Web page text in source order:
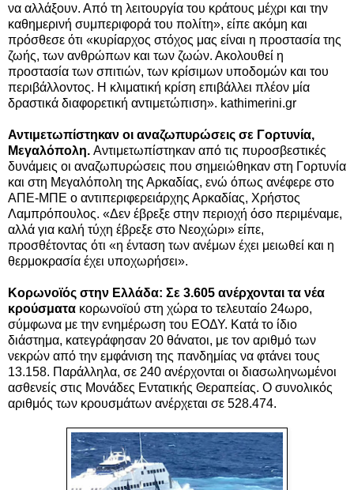
να αλλάξουν. Από τη λειτουργία του κράτους μέχρι και την
καθημερινή συμπεριφορά του πολίτη», είπε ακόμη και
πρόσθεσε ότι «κυρίαρχος στόχος μας είναι η προστασία της
ζωής, των ανθρώπων και των ζωών. Ακολουθεί η
προστασία των σπιτιών, των κρίσιμων υποδομών και του
περιβάλλοντος. Η κλιματική κρίση επιβάλλει πλέον μία
δραστικά διαφορετική αντιμετώπιση». kathimerini.gr
Αντιμετωπίστηκαν οι αναζωπυρώσεις σε Γορτυνία,
Μεγαλόπολη. Αντιμετωπίστηκαν από τις πυροσβεστικές
δυνάμεις οι αναζωπυρώσεις που σημειώθηκαν στη Γορτυνία
και στη Μεγαλόπολη της Αρκαδίας, ενώ όπως ανέφερε στο
ΑΠΕ-ΜΠΕ ο αντιπεριφερειάρχης Αρκαδίας, Χρήστος
Λαμπρόπουλος. «Δεν έβρεξε στην περιοχή όσο περιμέναμε,
αλλά για καλή τύχη έβρεξε στο Νεοχώρι» είπε,
προσθέτοντας ότι «η ένταση των ανέμων έχει μειωθεί και η
θερμοκρασία έχει υποχωρήσει».
Κορωνοϊός στην Ελλάδα: Σε 3.605 ανέρχονται τα νέα
κρούσματα κορωνοϊού στη χώρα το τελευταίο 24ωρο,
σύμφωνα με την ενημέρωση του ΕΟΔΥ. Κατά το ίδιο
διάστημα, κατεγράφησαν 20 θάνατοι, με τον αριθμό των
νεκρών από την εμφάνιση της πανδημίας να φτάνει τους
13.158. Παράλληλα, σε 240 ανέρχονται οι διασωληνωμένοι
ασθενείς στις Μονάδες Εντατικής Θεραπείας. Ο συνολικός
αριθμός των κρουσμάτων ανέρχεται σε 528.474.